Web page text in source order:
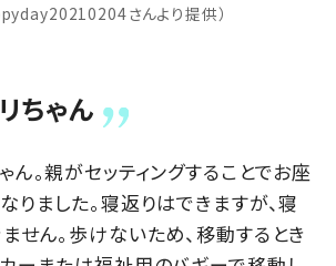
さんより提供）
ちゃん
ん。親がセッティングすることでお座
りました。寝返りはできますが、寝
せん。歩けないため、移動するとき